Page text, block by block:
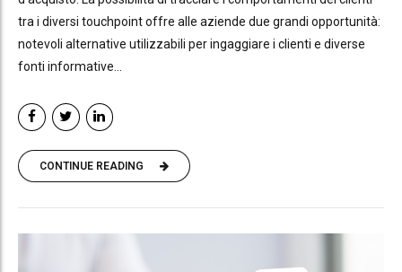
tra i diversi touchpoint offre alle aziende due grandi opportunità:
notevoli alternative utilizzabili per ingaggiare i clienti e diverse
fonti informative...
CONTINUE READING